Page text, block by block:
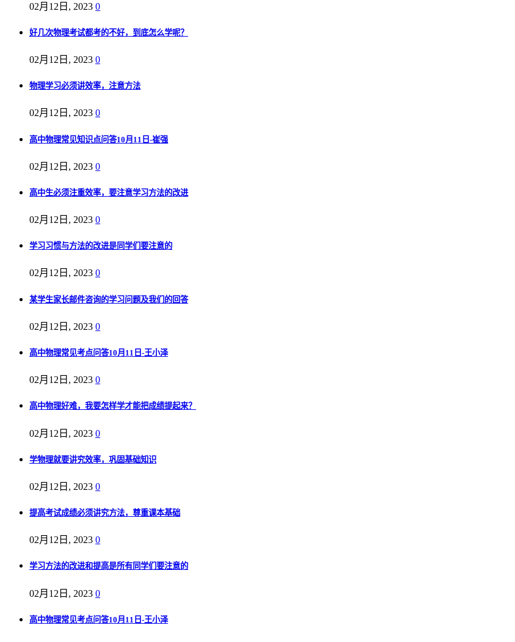
02月12日, 2023 0
好几次物理考试都考的不好，到底怎么学呢？
02月12日, 2023 0
物理学习必须讲效率，注意方法
02月12日, 2023 0
高中物理常见知识点问答10月11日-崔强
02月12日, 2023 0
高中生必须注重效率，要注意学习方法的改进
02月12日, 2023 0
学习习惯与方法的改进是同学们要注意的
02月12日, 2023 0
某学生家长邮件咨询的学习问题及我们的回答
02月12日, 2023 0
高中物理常见考点问答10月11日-王小泽
02月12日, 2023 0
高中物理好难，我要怎样学才能把成绩提起来？
02月12日, 2023 0
学物理就要讲究效率，巩固基础知识
02月12日, 2023 0
提高考试成绩必须讲究方法，尊重课本基础
02月12日, 2023 0
学习方法的改进和提高是所有同学们要注意的
02月12日, 2023 0
高中物理常见考点问答10月11日-王小泽